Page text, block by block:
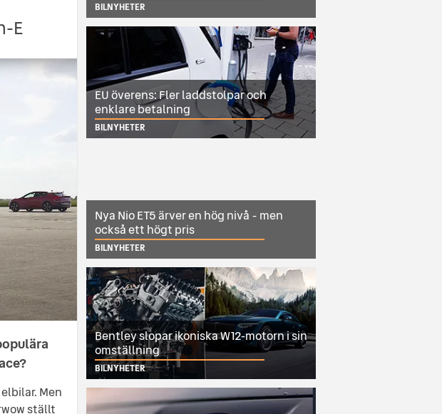
E
Men
ställt
BILNYHETER
EU överens: Fler laddstolpar och
enklare betalning
BILNYHETER
Nya Nio ET5 ärver en hög nivå - men
också ett högt pris
BILNYHETER
Bentley slopar ikoniska W12-motorn i sin
omställning
BILNYHETER